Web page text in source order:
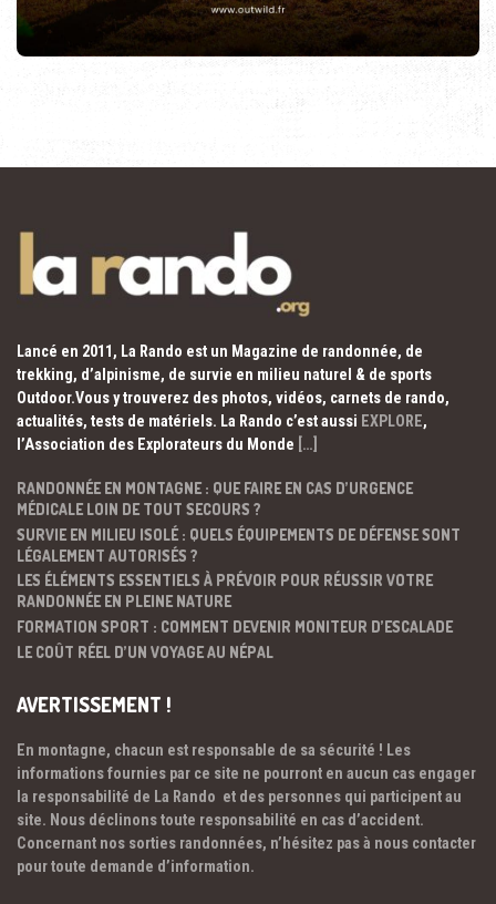
Lancé en 2011, La Rando est un Magazine de randonnée, de
trekking, d’alpinisme, de survie en milieu naturel & de sports
Outdoor.Vous y trouverez des photos, vidéos, carnets de rando,
actualités, tests de matériels. La Rando c’est aussi EXPLORE,
l’Association des Explorateurs du Monde […]
RANDONNÉE EN MONTAGNE : QUE FAIRE EN CAS D’URGENCE
MÉDICALE LOIN DE TOUT SECOURS ?
SURVIE EN MILIEU ISOLÉ : QUELS ÉQUIPEMENTS DE DÉFENSE SONT
LÉGALEMENT AUTORISÉS ?
LES ÉLÉMENTS ESSENTIELS À PRÉVOIR POUR RÉUSSIR VOTRE
RANDONNÉE EN PLEINE NATURE
FORMATION SPORT : COMMENT DEVENIR MONITEUR D’ESCALADE
LE COÛT RÉEL D’UN VOYAGE AU NÉPAL
AVERTISSEMENT !
En montagne, chacun est responsable de sa sécurité ! Les
informations fournies par ce site ne pourront en aucun cas engager
la responsabilité de La Rando et des personnes qui participent au
site. Nous déclinons toute responsabilité en cas d’accident.
Concernant nos sorties randonnées, n’hésitez pas à nous contacter
pour toute demande d’information.